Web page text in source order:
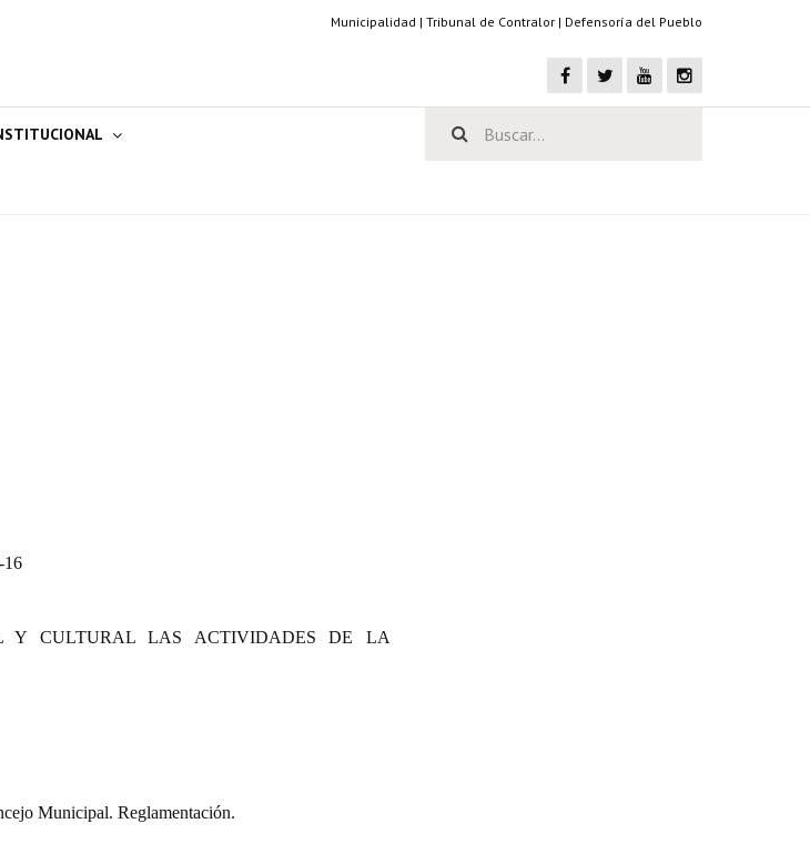
Municipalidad | Tribunal de Contralor | Defensoría del Pueblo
16
Y CULTURAL LAS ACTIVIDADES DE LA
Municipal. Reglamentación.